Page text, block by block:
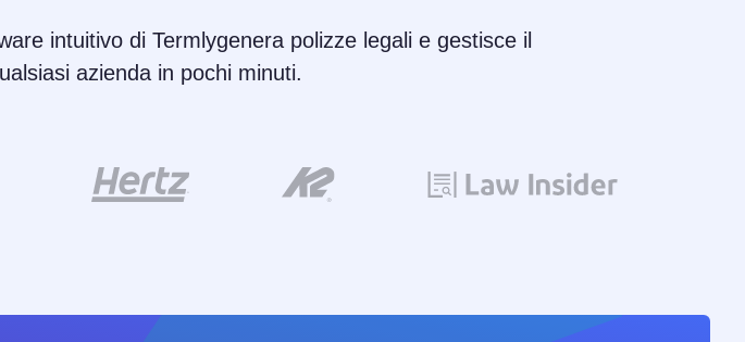
intuitivo di Termlygenera polizze legali e gestisce il
azienda in pochi minuti.